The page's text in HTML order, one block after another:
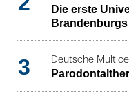
Die erste
3 Deutsche